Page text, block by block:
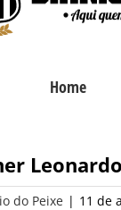
Home
do Peixe | 11 de